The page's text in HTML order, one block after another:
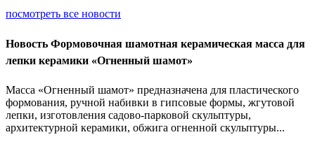
посмотреть все новости
Новость Формовочная шамотная керамическая масса для
лепки керамики «Огненный шамот»
Масса «Огненный шамот» предназначена для пластического
формования, ручной набивки в гипсовые формы, жгутовой
лепки, изготовления садово-парковой скульптуры,
архитектурной керамики, обжига огненной скульптуры...